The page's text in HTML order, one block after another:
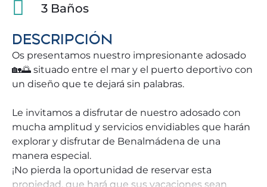
3 Baños
DESCRIPCIÓN
Os presentamos nuestro impresionante adosado
🏡🌅 situado entre el mar y el puerto deportivo con
un diseño que te dejará sin palabras.
Le invitamos a disfrutar de nuestro adosado con
mucha amplitud y servicios envidiables que harán
explorar y disfrutar de Benalmádena de una
manera especial.
¡No pierda la oportunidad de reservar esta
propiedad, que hará que sus vacaciones sean